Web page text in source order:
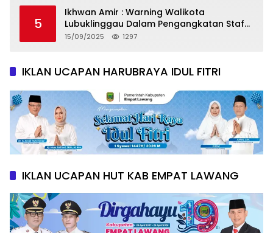
5
Ikhwan Amir : Warning Walikota
Lubuklinggau Dalam Pengangkatan Staf
Khusus
15/09/2025 1297
IKLAN UCAPAN HARUBRAYA IDUL FITRI
IKLAN UCAPAN HUT KAB EMPAT LAWANG